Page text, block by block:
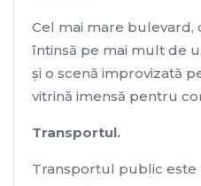
Cel mai mare bulevard,
întinsă pe mai mult de
şi o scenă improvizată
vitrină imensă pentru
Transportul.
Transportul public este